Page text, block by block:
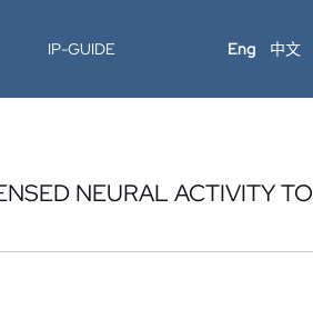
IP-GUIDE Eng 中文
NEURAL ACTIVITY TO